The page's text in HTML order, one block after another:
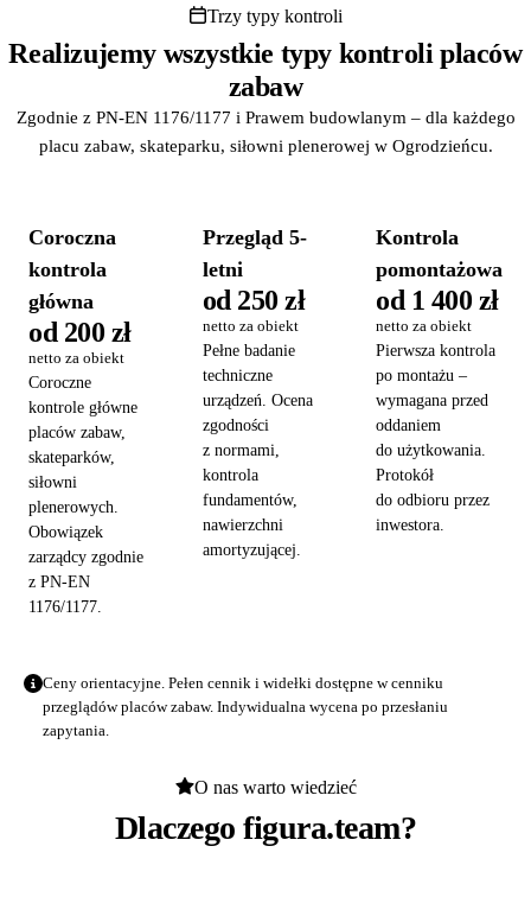
Trzy typy kontroli
Realizujemy wszystkie typy kontroli placów
zabaw
Zgodnie z PN-EN 1176/1177 i Prawem budowlanym – dla każdego
placu zabaw, skateparku, siłowni plenerowej w Ogrodzieńcu.
Coroczna
kontrola
główna
od 200 zł
netto za obiekt
Coroczne
kontrole główne
placów zabaw,
skateparków,
siłowni
plenerowych.
Obowiązek
zarządcy zgodnie
z PN-EN
1176/1177.
Przegląd 5-
letni
od 250 zł
netto za obiekt
Pełne badanie
techniczne
urządzeń. Ocena
zgodności
z normami,
kontrola
fundamentów,
nawierzchni
amortyzującej.
Kontrola
pomontażowa
od 1 400 zł
netto za obiekt
Pierwsza kontrola
po montażu –
wymagana przed
oddaniem
do użytkowania.
Protokół
do odbioru przez
inwestora.
Ceny orientacyjne. Pełen cennik i widełki dostępne wcenniku
przeglądów placów zabaw. Indywidualna wycena po przesłaniu
zapytania.
O nas warto wiedzieć
Dlaczego figura.team?